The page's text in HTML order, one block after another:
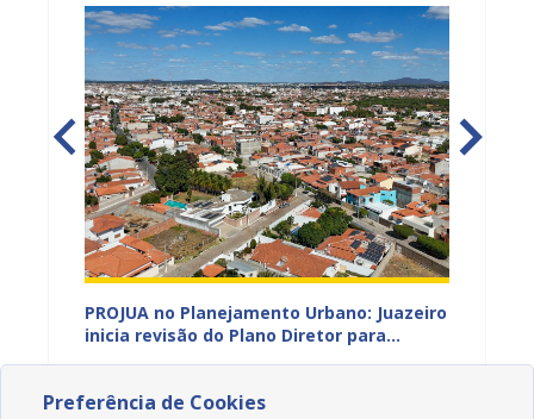
PROJUA no Planejamento Urbano: Juazeiro
inicia revisão do Plano Diretor para
Preferência de Cookies